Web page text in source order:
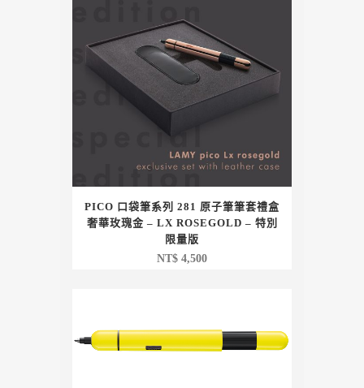
PICO 口袋筆系列 281 原子筆筆套禮盒
奢華玫瑰金 – LX ROSEGOLD – 特別
限量版
NT$ 4,500